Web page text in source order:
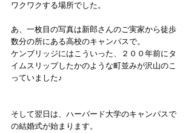
ワクワクする場所でした。
あ、一枚目の写真は新郎さんのご実家から徒歩
数分の所にある高校のキャンパスで。
ケンブリッジにはこういった、２００年前にタ
イムスリップしたかのような町並みが沢山のこ
っていました♪
そして翌日は、ハーバード大学のキャンパスで
の結婚式が始まります。